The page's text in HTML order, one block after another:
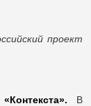
проект
В